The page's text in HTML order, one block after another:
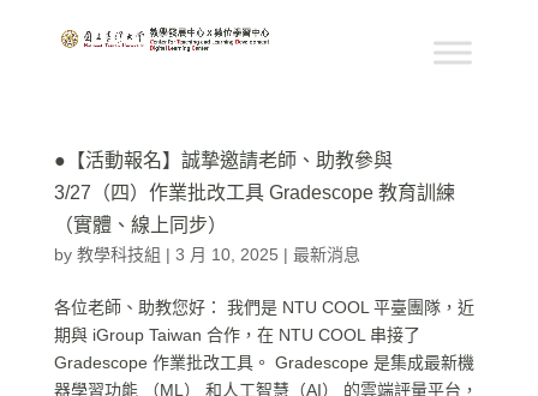
●【活動報名】誠摯邀請老師、助教參與
3/27（四）作業批改工具 Gradescope 教育訓練
（實體、線上同步）
by 教學科技組 | 3 月 10, 2025 | 最新消息
各位老師、助教您好： 我們是 NTU COOL 平臺團隊，近
期與 iGroup Taiwan 合作，在 NTU COOL 串接了
Gradescope 作業批改工具。 Gradescope 是集成最新機
器學習功能 （ML） 和人工智慧（AI） 的雲端評量平台，